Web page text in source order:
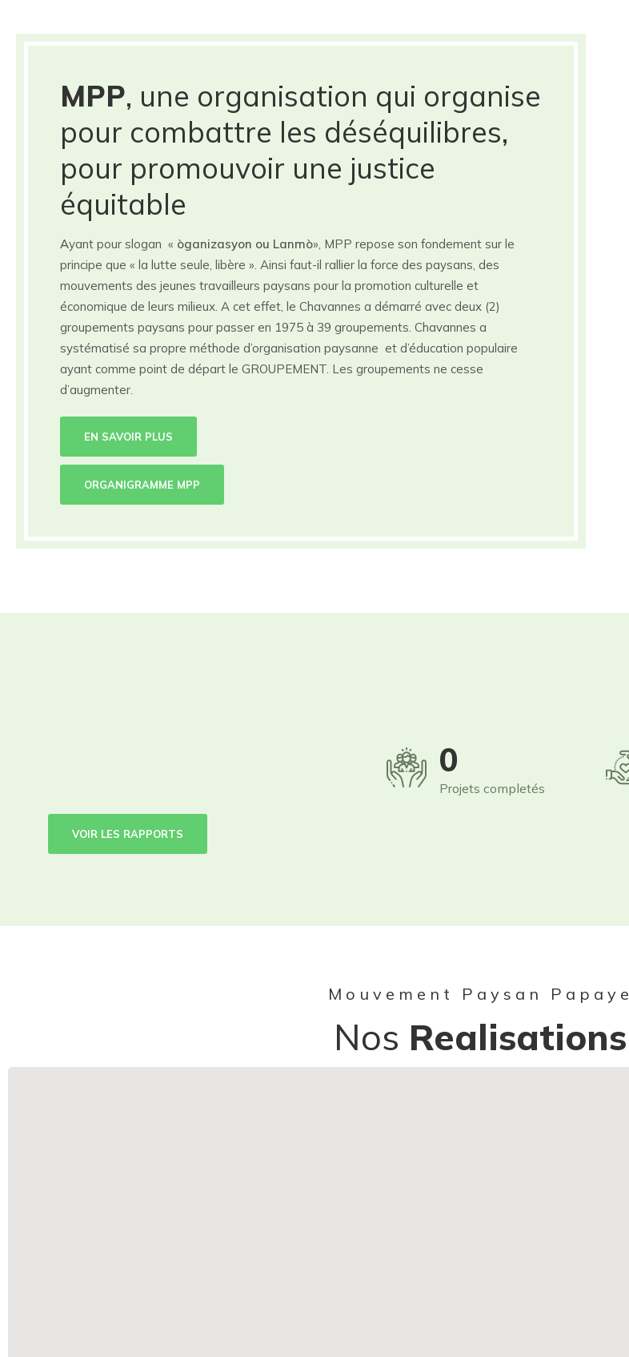
MPP, une organisation qui organise
pour combattre les déséquilibres,
pour promouvoir une justice
équitable
Ayant pour slogan « òganizasyon ou Lanmò», MPP repose son fondement sur le
principe que « la lutte seule, libère ». Ainsi faut-il rallier la force des paysans, des
mouvements des jeunes travailleurs paysans pour la promotion culturelle et
économique de leurs milieux. A cet effet, le Chavannes a démarré avec deux (2)
groupements paysans pour passer en 1975 à 39 groupements. Chavannes a
systématisé sa propre méthode d’organisation paysanne et d’éducation populaire
ayant comme point de départ le GROUPEMENT. Les groupements ne cesse
d’augmenter.
EN SAVOIR PLUS
ORGANIGRAMME MPP
VOIR LES RAPPORTS
0
Projets completés
Mouvement Paysan Papaye
Nos Realisations